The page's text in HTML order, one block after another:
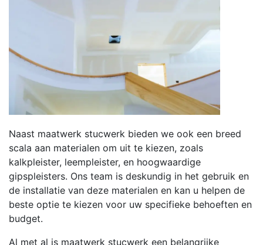
Naast maatwerk stucwerk bieden we ook een breed
scala aan materialen om uit te kiezen, zoals
kalkpleister, leempleister, en hoogwaardige
gipspleisters. Ons team is deskundig in het gebruik en
de installatie van deze materialen en kan u helpen de
beste optie te kiezen voor uw specifieke behoeften en
budget.
Al met al is maatwerk stucwerk een belangrijke